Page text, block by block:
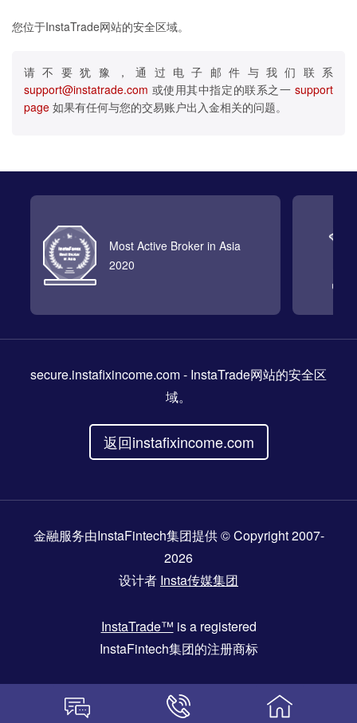
您位于InstaTrade网站的安全区域。
请不要犹豫，通过电子邮件与我们联系
support@instatrade.com 或使用其中指定的联系之一 support
page 如果有任何与您的交易账户出入金相关的问题。
Most Active Broker in Asia
2020
secure.instafixincome.com- InstaTrade网站的安全区
域。
返回instafixincome.com
金融服务由InstaFintech集团提供 © Copyright 2007-
2026
设计者 Insta传媒集团
InstaTrade™ is a registered
InstaFintech集团的注册商标